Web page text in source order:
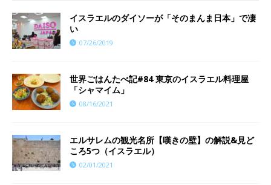
イスラエルのダイソーが「そのまんま日本」で凄
い
07/26/2019
世界ごはんたべ記#84 東京のイスラエル料理屋
「シャマイム」
08/16/2021
エルサレムの観光名所【嘆きの壁】の解説&見ど
ころ5つ（イスラエル）
02/01/2021